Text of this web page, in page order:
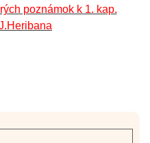
poznámok k 1. kap.